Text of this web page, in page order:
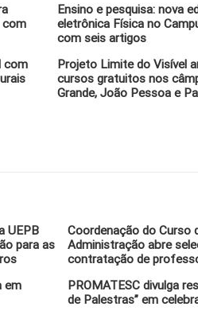
com
com
Ensino e pesquisa: nova
eletrônica Física no
com seis artigos
Projeto Limite do Visível
cursos gratuitos nos
Grande, João Pessoa e
UEPB
para as
em
Coordenação do Curso
Administração abre
contratação de
PROMATESC divulga
de Palestras” em